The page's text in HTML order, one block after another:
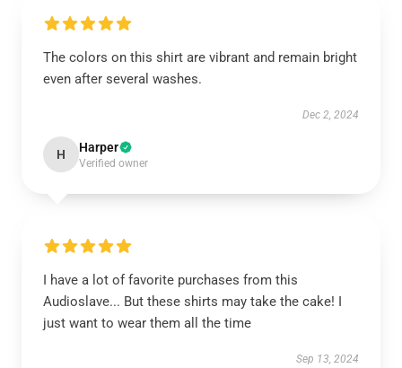
The colors on this shirt are vibrant and remain bright
even after several washes.
Dec 2, 2024
H Harper
Verified owner
I have a lot of favorite purchases from this
Audioslave... But these shirts may take the cake! I
just want to wear them all the time
Sep 13, 2024